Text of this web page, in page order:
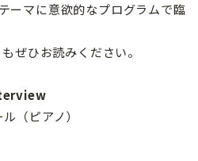
ーマに意欲的なプログラムで臨
ぜひお読みください。
（ピアノ）